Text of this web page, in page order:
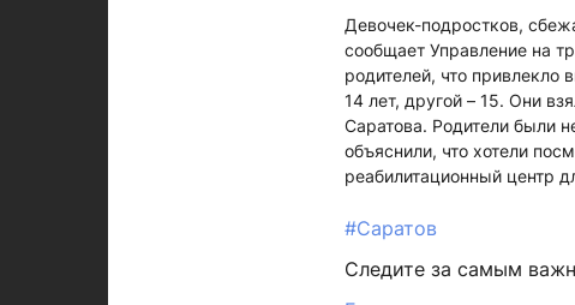
Девочек-подростков,
сообщает Управление на
родителей, что привлекло
14 лет, другой – 15. Они
Саратова. Родители были
объяснили, что хотели
реабилитационный центр
#Саратов
Следите за самым